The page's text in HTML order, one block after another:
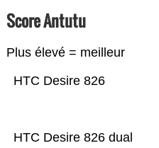
Score Antutu
Plus élevé = meilleur
HTC Desire 826 dual
HTC Desire 826